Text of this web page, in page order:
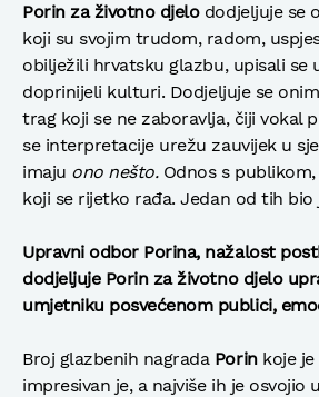
Porin za životno djelo dodjeljuje se
koji su svojim trudom, radom,
obilježili hrvatsku glazbu, upisali se
doprinijeli kulturi. Dodjeljuje se
trag koji se ne zaboravlja, čiji vokal
se interpretacije urežu zauvijek u
imaju ono nešto. Odnos s
koji se rijetko rađa. Jedan od tih bio
Upravni odbor Porina, nažalost
dodjeljuje Porin za životno djelo
umjetniku posvećenom publici,
Broj glazbenih nagrada Porin koje
impresivan je, a najviše ih je osvojio